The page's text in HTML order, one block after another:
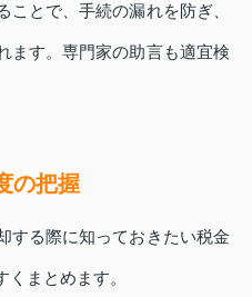
とで、手続の漏れを防ぎ、
ます。専門家の助言も適宜検
の把握
する際に知っておきたい税金
まとめます。